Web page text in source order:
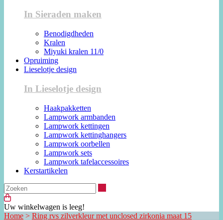
In Sieraden maken
Benodigdheden
Kralen
Miyuki kralen 11/0
Opruiming
Lieselotje design
In Lieselotje design
Haakpakketten
Lampwork armbanden
Lampwork kettingen
Lampwork kettinghangers
Lampwork oorbellen
Lampwork sets
Lampwork tafelaccessoires
Kerstartikelen
Uw winkelwagen is leeg!
Home > Ring rvs zilverkleur met unclosed zirkonia maat 15